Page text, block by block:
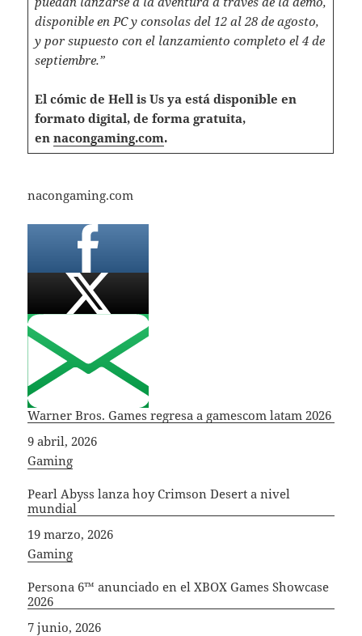
disponible en PC y consolas del 12 al 28 de agosto,
y por supuesto con el lanzamiento completo el 4 de
septiembre.”
El cómic de Hell is Us ya está disponible en
formato digital, de forma gratuita,
en nacongaming.com.
nacongaming.com
Warner Bros. Games regresa a gamescom latam 2026
Fecha
9 abril, 2026
In relation to
Gaming
Pearl Abyss lanza hoy Crimson Desert a nivel
mundial
Fecha
19 marzo, 2026
In relation to
Gaming
Persona 6™ anunciado en el XBOX Games Showcase
2026
Fecha
7 junio, 2026